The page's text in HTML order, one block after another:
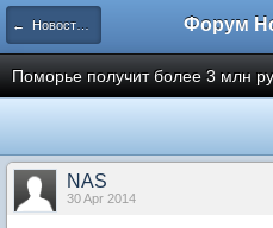
← Новости рынка недвижимости
Поморье получит более 3 млн
NAS
30 Apr 2014